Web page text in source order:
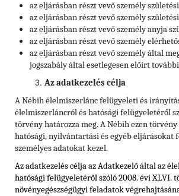
az eljárásban részt vevő személy
az eljárásban részt vevő személy
az eljárásban részt vevő személy anyja
az eljárásban részt vevő személy
az eljárásban részt vevő személy által
jogszabály által esetlegesen előírt
Az adatkezelés célja
A Nébih élelmiszerlánc felügyeleti és
élelmiszerláncról és hatósági felügyeletéről
törvény határozza meg. A Nébih ezen
hatósági, nyilvántartási és egyéb eljárásokat
személyes adatokat kezel.
Az adatkezelés célja az Adatkezelő által az
hatósági felügyeletéről szóló 2008. évi XLVI.
növényegészségügyi feladatok